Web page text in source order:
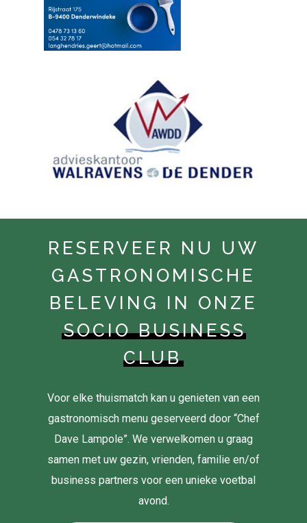
RESERVEER NU UW
GASTRONOMISCHE
BELEVING IN ONZE
SOCIO BUSINESS
CLUB
Voor elke thuismatch kan u genieten van een
gastronomisch menu geserveerd door “Chef
Dave Lampole”. We verwelkomen u graag
samen met uw gezin, vrienden, familie en/of
business partners voor een unieke voetbal
avond.